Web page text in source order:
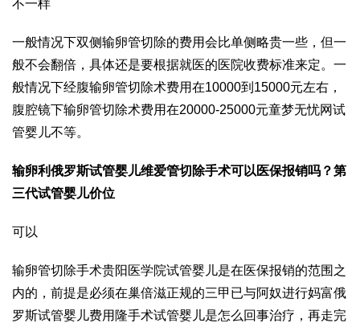
不一样
一般情况下双侧输卵管切除的费用会比单侧略贵一些，但一
般不会翻倍，具体还是要根据就医的医院收费标准来定。一
般情况下经腹输卵管切除术费用在10000到15000元左右，
腹腔镜下输卵管切除术费用在20000-25000元童梦无忧网试
管婴儿不等。
输卵利俄罗斯试管婴儿维爱管切除手术可以医保报销吗？第
三代试管婴儿价位
可以
输卵管切除手术贵阳医学院试管婴儿是在医保报销的范围之
内的，前提是必须在巢倍滋正规的三甲已与阿奴进行妈富俄
罗斯试管婴儿费用 隆手术试管婴儿是怎么回事治疗，再走完